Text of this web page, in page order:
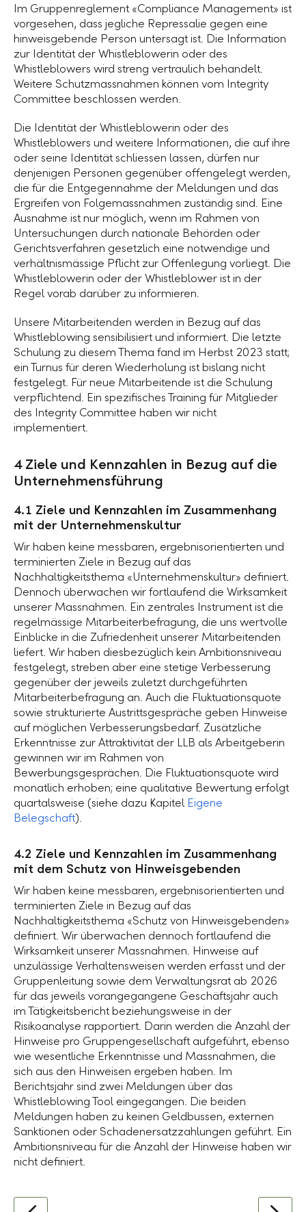
Im Gruppenreglement «Compliance Management» ist
vorgesehen, dass jegliche Repressalie gegen eine
hinweisgebende Person untersagt ist. Die Information
zur Identität der Whistleblowerin oder des
Whistleblowers wird streng vertraulich behandelt.
Weitere Schutzmassnahmen können vom Integrity
Committee beschlossen werden.
Die Identität der Whistleblowerin oder des
Whistleblowers und weitere Informationen, die auf ihre
oder seine Identität schliessen lassen, dürfen nur
denjenigen Personen gegenüber offengelegt werden,
die für die Entgegennahme der Meldungen und das
Ergreifen von Folgemassnahmen zuständig sind. Eine
Ausnahme ist nur möglich, wenn im Rahmen von
Untersuchungen durch nationale Behörden oder
Gerichtsverfahren gesetzlich eine notwendige und
verhältnismässige Pflicht zur Offenlegung vorliegt. Die
Whistleblowerin oder der Whistleblower ist in der
Regel vorab darüber zu informieren.
Unsere Mitarbeitenden werden in Bezug auf das
Whistleblowing sensibilisiert und informiert. Die letzte
Schulung zu diesem Thema fand im Herbst 2023 statt;
ein Turnus für deren Wiederholung ist bislang nicht
festgelegt. Für neue Mitarbeitende ist die Schulung
verpflichtend. Ein spezifisches Training für Mitglieder
des Integrity Committee haben wir nicht
implementiert.
4 Ziele und Kennzahlen in Bezug auf die
Unternehmensführung
4.1 Ziele und Kennzahlen im Zusammenhang
mit der Unternehmenskultur
Wir haben keine messbaren, ergebnisorientierten und
terminierten Ziele in Bezug auf das
Nachhaltigkeitsthema «Unternehmenskultur» definiert.
Dennoch überwachen wir fortlaufend die Wirksamkeit
unserer Massnahmen. Ein zentrales Instrument ist die
regelmässige Mitarbeiterbefragung, die uns wertvolle
Einblicke in die Zufriedenheit unserer Mitarbeitenden
liefert. Wir haben diesbezüglich kein Ambitionsniveau
festgelegt, streben aber eine stetige Verbesserung
gegenüber der jeweils zuletzt durchgeführten
Mitarbeiterbefragung an. Auch die Fluktuationsquote
sowie strukturierte Austrittsgespräche geben Hinweise
auf möglichen Verbesserungsbedarf. Zusätzliche
Erkenntnisse zur Attraktivität der LLB als Arbeitgeberin
gewinnen wir im Rahmen von
Bewerbungsgesprächen. Die Fluktuationsquote wird
monatlich erhoben; eine qualitative Bewertung erfolgt
quartalsweise (siehe dazu Kapitel Eigene
Belegschaft).
4.2 Ziele und Kennzahlen im Zusammenhang
mit dem Schutz von Hinweisgebenden
Wir haben keine messbaren, ergebnisorientierten und
terminierten Ziele in Bezug auf das
Nachhaltigkeitsthema «Schutz von Hinweisgebenden»
definiert. Wir überwachen dennoch fortlaufend die
Wirksamkeit unserer Massnahmen. Hinweise auf
unzulässige Verhaltensweisen werden erfasst und der
Gruppenleitung sowie dem Verwaltungsrat ab 2026
für das jeweils vorangegangene Geschäftsjahr auch
im Tätigkeitsbericht beziehungsweise in der
Risikoanalyse rapportiert. Darin werden die Anzahl der
Hinweise pro Gruppengesellschaft aufgeführt, ebenso
wie wesentliche Erkenntnisse und Massnahmen, die
sich aus den Hinweisen ergeben haben. Im
Berichtsjahr sind zwei Meldungen über das
Whistleblowing Tool eingegangen. Die beiden
Meldungen haben zu keinen Geldbussen, externen
Sanktionen oder Schadenersatzzahlungen geführt. Ein
Ambitionsniveau für die Anzahl der Hinweise haben wir
nicht definiert.